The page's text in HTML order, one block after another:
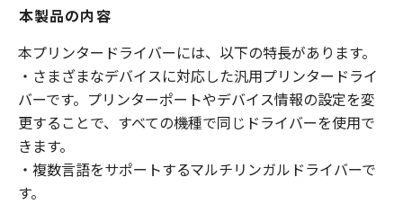
本製品の内容
本プリンタードライバーには、以下の特長があります。
・さまざまなデバイスに対応した汎用プリンタードライ
バーです。プリンターポートやデバイス情報の設定を変
更することで、すべての機種で同じドライバーを使用で
きます。
・複数言語をサポートするマルチリンガルドライバーで
す。